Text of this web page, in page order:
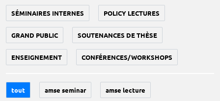
SÉMINAIRES INTERNES POLICY LECTURES
GRAND PUBLIC SOUTENANCES DE THÈSE
ENSEIGNEMENT CONFÉRENCES/WORKSHOPS
tout amse seminar amse lecture